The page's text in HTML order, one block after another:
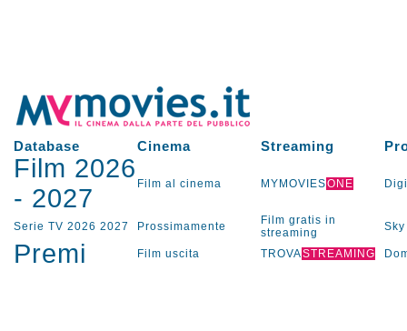
Database Cinema Streaming
Film 2026
- 2027 Film al cinema MYMOVIESONE
Serie TV 2026 2027 Prossimamente
Film gratis in
streaming
Sky
Premi Film uscita TROVASTREAMING